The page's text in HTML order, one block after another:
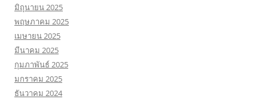
มิถุนายน 2025
พฤษภาคม 2025
เมษายน 2025
มีนาคม 2025
กุมภาพันธ์ 2025
มกราคม 2025
ธันวาคม 2024